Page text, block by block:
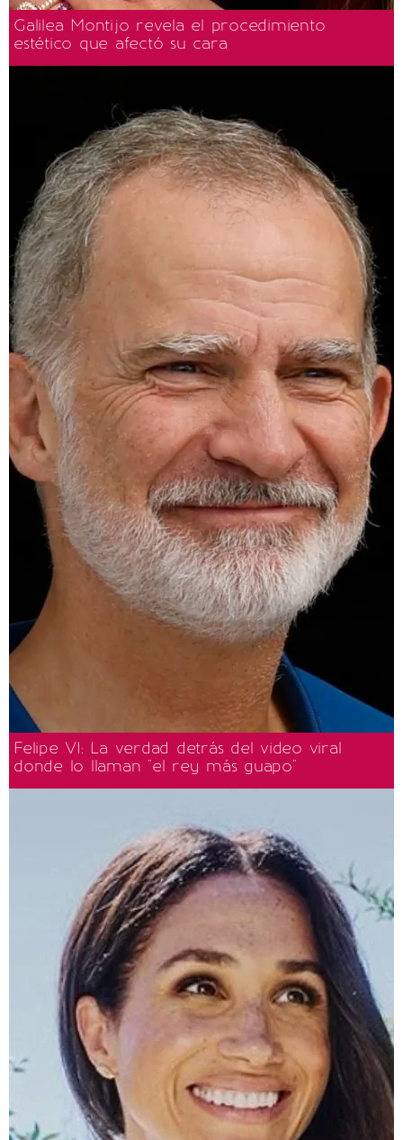
Galilea Montijo revela el procedimiento
estético que afectó su cara
Felipe VI: La verdad detrás del video viral
donde lo llaman "el rey más guapo"